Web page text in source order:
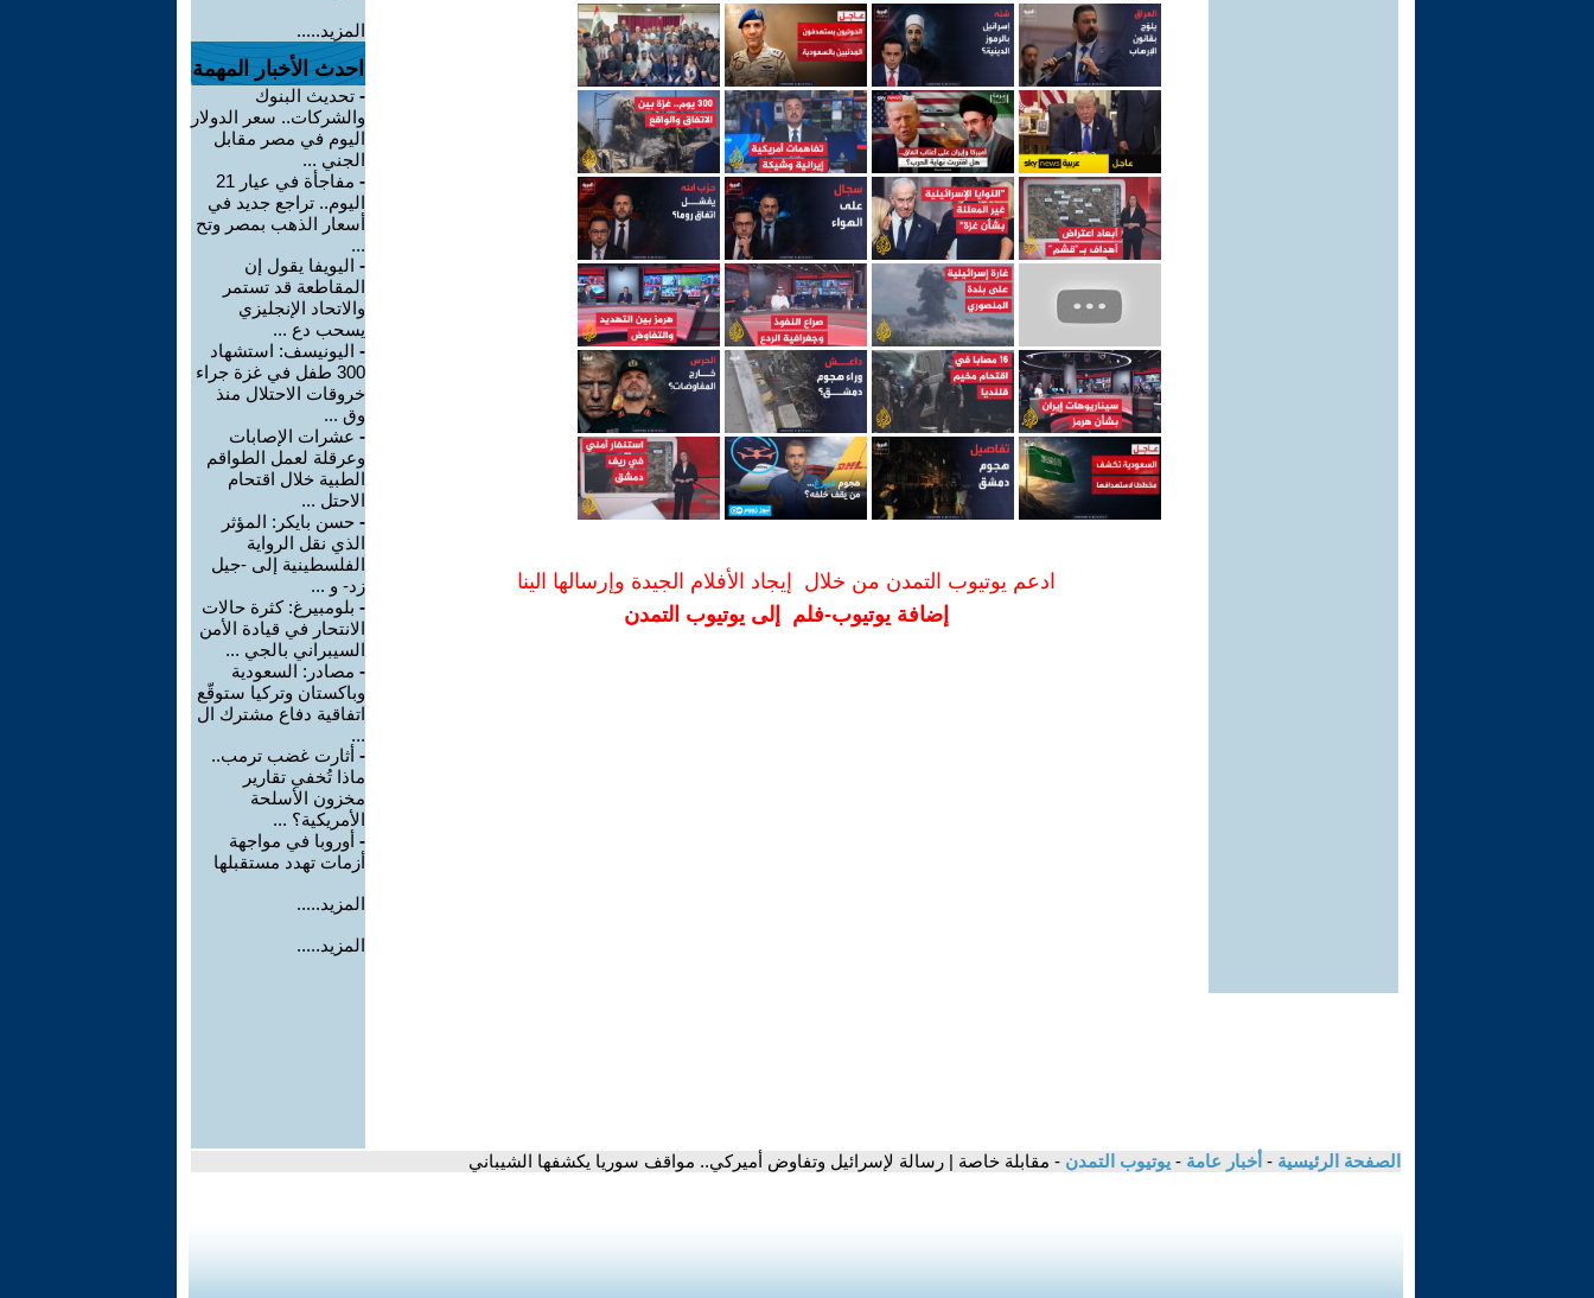
ادعم يوتيوب التمدن من خلال إيجاد الأفلام الجيدة وإرسالها الينا
إضافة يوتيوب-فلم إلى يوتيوب التمدن
المزيد.....
احدث الأخبار المهمة
- تحديث البنوك
والشركات.. سعر الدولار
اليوم في مصر مقابل
الجني ...
-
مفاجأة في عيار 21
اليوم.. تراجع جديد في
أسعار الذهب بمصر وتح
...
- اليويفا يقول إن
المقاطعة قد تستمر
والاتحاد الإنجليزي
يسحب دع ...
- اليونيسف: استشهاد
300 طفل في غزة جراء
خروقات الاحتلال منذ
وق ...
- عشرات الإصابات
وعرقلة لعمل الطواقم
الطبية خلال اقتحام
الاحتل ...
- حسن بايكر: المؤثر
الذي نقل الرواية
الفلسطينية إلى -جيل
زد- و ...
- بلومبيرغ: كثرة حالات
الانتحار في قيادة الأمن
السيبراني بالجي ...
- مصادر: السعودية
وباكستان وتركيا ستوقّع
اتفاقية دفاع مشترك ال
...
- أثارت غضب ترمب..
ماذا تُخفي تقارير
مخزون الأسلحة
الأمريكية؟ ...
- أوروبا في مواجهة
أزمات تهدد مستقبلها
المزيد.....
المزيد.....
الصفحة الرئيسية - أخبار عامة - يوتيوب التمدن - مقابلة خاصة | رسالة لإسرائيل وتفاوض أميركي.. مواقف سوريا يكشفها الشيباني